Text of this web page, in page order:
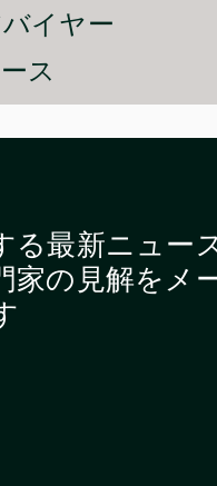
イヤー
ス
る最新ニュー
家の見解をメ